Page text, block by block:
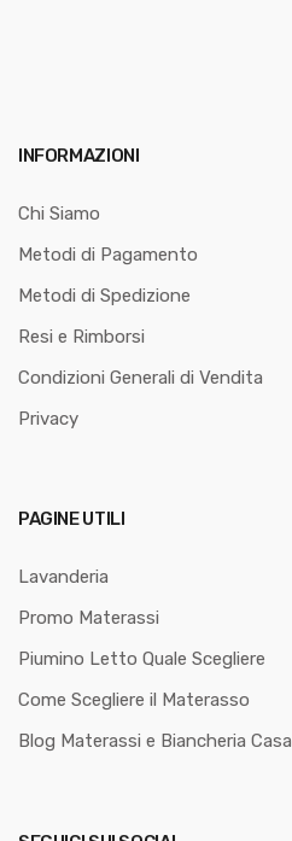
INFORMAZIONI
Chi Siamo
Metodi di Pagamento
Metodi di Spedizione
Resi e Rimborsi
Condizioni Generali di Vendita
Privacy
PAGINE UTILI
Lavanderia
Promo Materassi
Piumino Letto Quale Scegliere
Come Scegliere il Materasso
Blog Materassi e Biancheria Casa